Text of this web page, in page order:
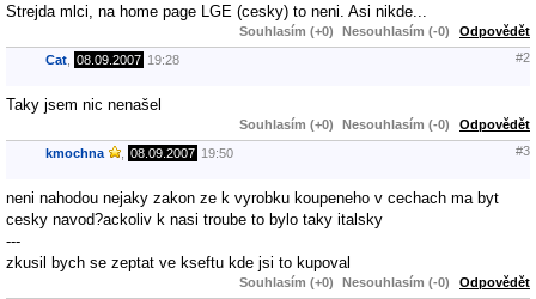
Strejda mlci, na home page LGE (cesky) to neni. Asi nikde...
Souhlasím (+0) Nesouhlasím (-0) Odpovědět
Cat 08.09.2007 19:28 #2
Taky jsem nic nenašel
Souhlasím (+0) Nesouhlasím (-0) Odpovědět
kmochna 08.09.2007 19:50 #3
neni nahodou nejaky zakon ze k vyrobku koupeneho v cechach ma byt
cesky navod?ackoliv k nasi troube to bylo taky italsky
---
zkusil bych se zeptat ve kseftu kde jsi to kupoval
Souhlasím (+0) Nesouhlasím (-0) Odpovědět